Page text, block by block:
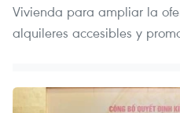
Vivienda para ampliar la
alquileres accesibles y